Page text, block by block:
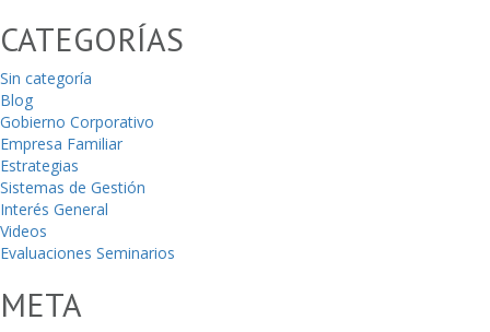
CATEGORÍAS
Sin categoría
Blog
Gobierno Corporativo
Empresa Familiar
Estrategias
Sistemas de Gestión
Interés General
Videos
Evaluaciones Seminarios
META